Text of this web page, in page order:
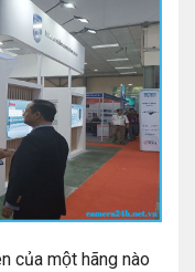
của một hãng nào